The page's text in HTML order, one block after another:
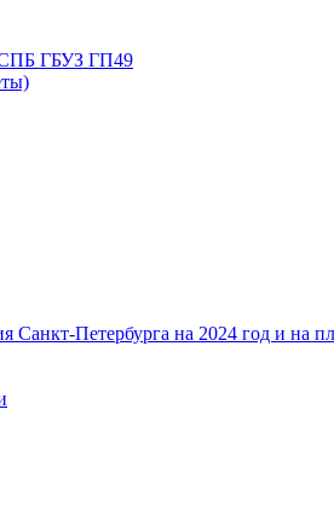
СПБ ГБУЗ ГП49
Санкт-Петербурга на 2024 год и на